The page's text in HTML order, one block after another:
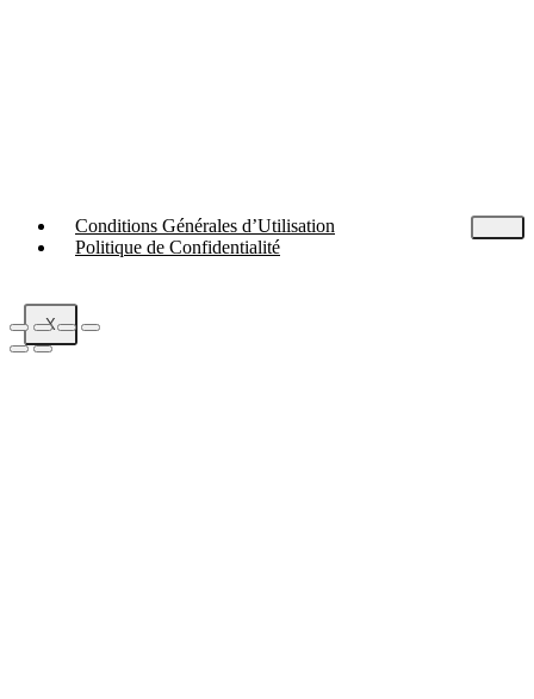
Conditions Générales d’Utilisation
Politique de Confidentialité
X